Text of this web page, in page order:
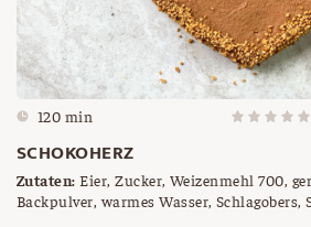
120 min
SCHOKOHERZ
Zutaten: Eier, Zucker, Weizenmehl 700, geriebene Haselnüsse,
Backpulver, warmes Wasser, Schlagobers,